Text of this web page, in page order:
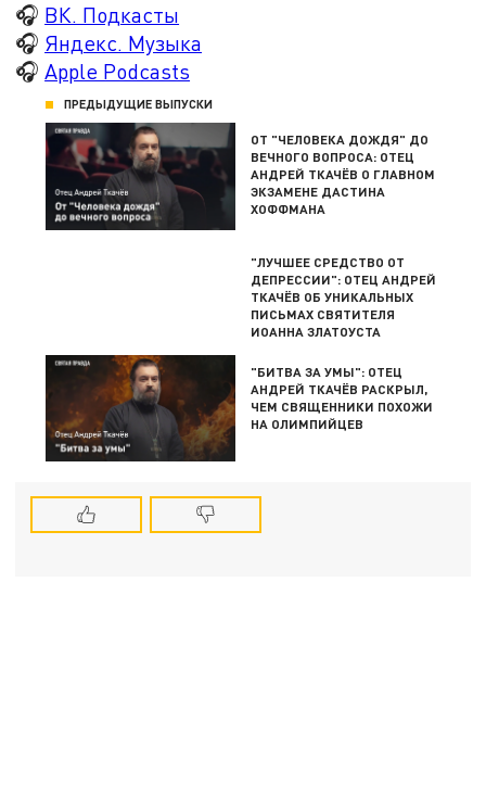
🎧 ВК. Подкасты
🎧 Яндекс. Музыка
🎧 Apple Podcasts
ПРЕДЫДУЩИЕ ВЫПУСКИ
ОТ "ЧЕЛОВЕКА ДОЖДЯ" ДО
ВЕЧНОГО ВОПРОСА: ОТЕЦ
АНДРЕЙ ТКАЧЁВ О ГЛАВНОМ
ЭКЗАМЕНЕ ДАСТИНА
ХОФФМАНА
"ЛУЧШЕЕ СРЕДСТВО ОТ
ДЕПРЕССИИ": ОТЕЦ АНДРЕЙ
ТКАЧЁВ ОБ УНИКАЛЬНЫХ
ПИСЬМАХ СВЯТИТЕЛЯ
ИОАННА ЗЛАТОУСТА
"БИТВА ЗА УМЫ": ОТЕЦ
АНДРЕЙ ТКАЧЁВ РАСКРЫЛ,
ЧЕМ СВЯЩЕННИКИ ПОХОЖИ
НА ОЛИМПИЙЦЕВ